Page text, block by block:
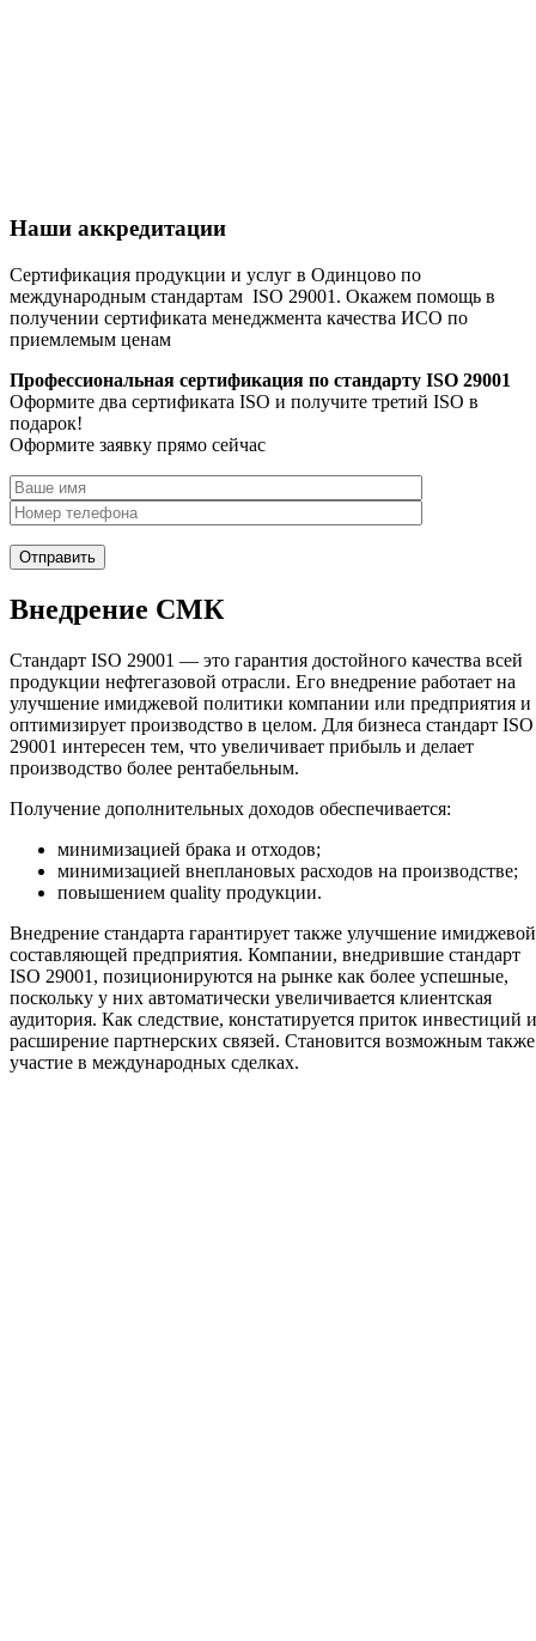
Наши аккредитации
Сертификация продукции и услуг в Одинцово по
международным стандартам ISO 29001. Окажем помощь в
получении сертификата менеджмента качества ИСО по
приемлемым ценам
Профессиональная сертификация по стандарту ISO 29001
Оформите два сертификата ISO и получите третий ISO в
подарок!
Оформите заявку прямо сейчас
Внедрение СМК
Стандарт ISO 29001 — это гарантия достойного качества всей
продукции нефтегазовой отрасли. Его внедрение работает на
улучшение имиджевой политики компании или предприятия и
оптимизирует производство в целом. Для бизнеса стандарт ISO
29001 интересен тем, что увеличивает прибыль и делает
производство более рентабельным.
Получение дополнительных доходов обеспечивается:
минимизацией брака и отходов;
минимизацией внеплановых расходов на производстве;
повышением quality продукции.
Внедрение стандарта гарантирует также улучшение имиджевой
составляющей предприятия. Компании, внедрившие стандарт
ISO 29001, позиционируются на рынке как более успешные,
поскольку у них автоматически увеличивается клиентская
аудитория. Как следствие, констатируется приток инвестиций и
расширение партнерских связей. Становится возможным также
участие в международных сделках.